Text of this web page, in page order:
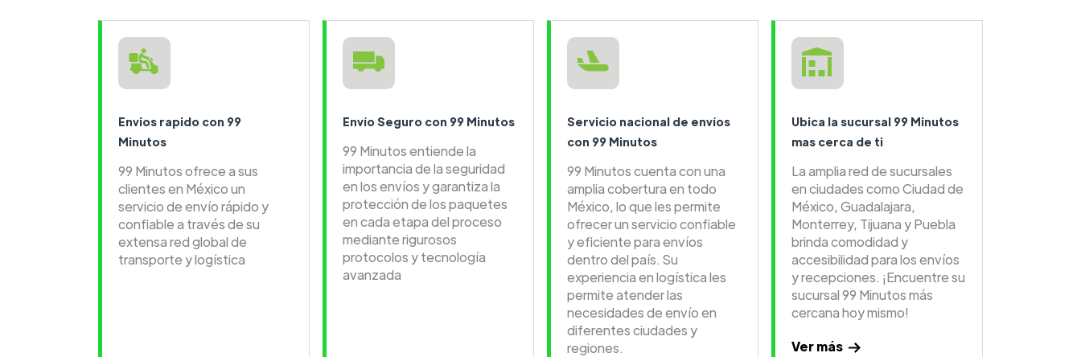
Envios rapido con 99
Minutos
99 Minutos ofrece a sus
clientes en México un
servicio de envío rápido y
confiable a través de su
extensa red global de
transporte y logística
Envío Seguro con 99 Minutos
99 Minutos entiende la
importancia de la seguridad
en los envíos y garantiza la
protección de los paquetes
en cada etapa del proceso
mediante rigurosos
protocolos y tecnología
avanzada
Servicio nacional de envíos
con 99 Minutos
99 Minutos cuenta con una
amplia cobertura en todo
México, lo que les permite
ofrecer un servicio confiable
y eficiente para envíos
dentro del país. Su
experiencia en logística les
permite atender las
necesidades de envío en
diferentes ciudades y
regiones.
Ubica la sucursal 99 Minutos
mas cerca de ti
La amplia red de sucursales
en ciudades como Ciudad de
México, Guadalajara,
Monterrey, Tijuana y Puebla
brinda comodidad y
accesibilidad para los envíos
y recepciones. ¡Encuentre su
sucursal 99 Minutos más
cercana hoy mismo!
Ver más